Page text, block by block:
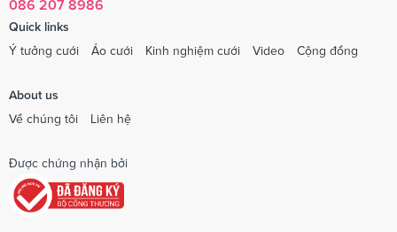
086 207 8986
Quick links
Ý tưởng cưới
Áo cưới Kinh nghiệm cưới Video Cộng đồng
About us
Về chúng tôi
Liên hệ
Được chứng nhận bởi